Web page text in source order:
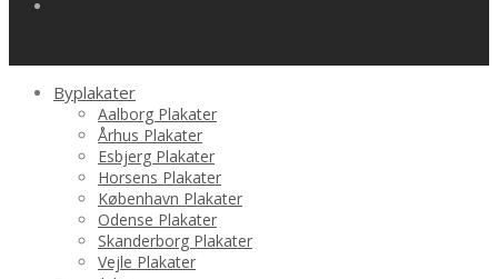
Byplakater
Aalborg Plakater
Århus Plakater
Esbjerg Plakater
Horsens Plakater
København Plakater
Odense Plakater
Skanderborg Plakater
Vejle Plakater